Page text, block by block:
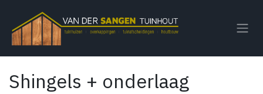
Shingels + onderlaag